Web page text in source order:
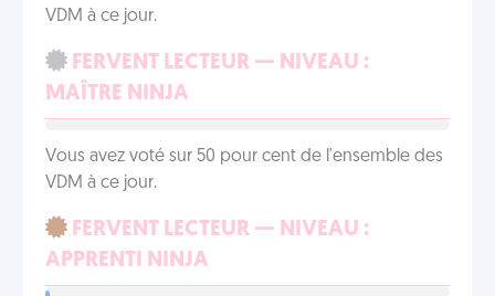
VDM à ce jour.
FERVENT LECTEUR — NIVEAU :
MAÎTRE NINJA
Vous avez voté sur 50 pour cent de l'ensemble des
VDM à ce jour.
FERVENT LECTEUR — NIVEAU :
APPRENTI NINJA